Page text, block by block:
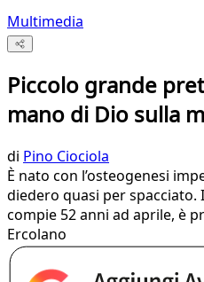
Multimedia
Piccolo grande
mano di Dio sulla
di Pino Ciociola
È nato con l’osteogenesi
diedero quasi per spacciato.
compie 52 anni ad aprile, è
Ercolano